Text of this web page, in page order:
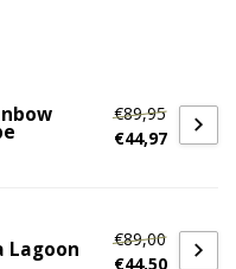
€89,95
€44,97
Lagoon
€89,00
€44,50